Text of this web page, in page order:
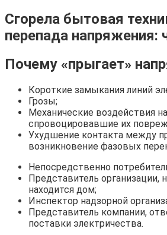
Сгорела бытовая
перепада напряжения:
Почему «прыгает»
Короткие замыкания линий
Грозы;
Механические воздействия
спровоцировавшие их
Ухудшение контакта между
возникновение фазовых
Непосредственно
Представитель организации,
находится дом;
Инспектор надзорной
Представитель компании,
поставки электричества.